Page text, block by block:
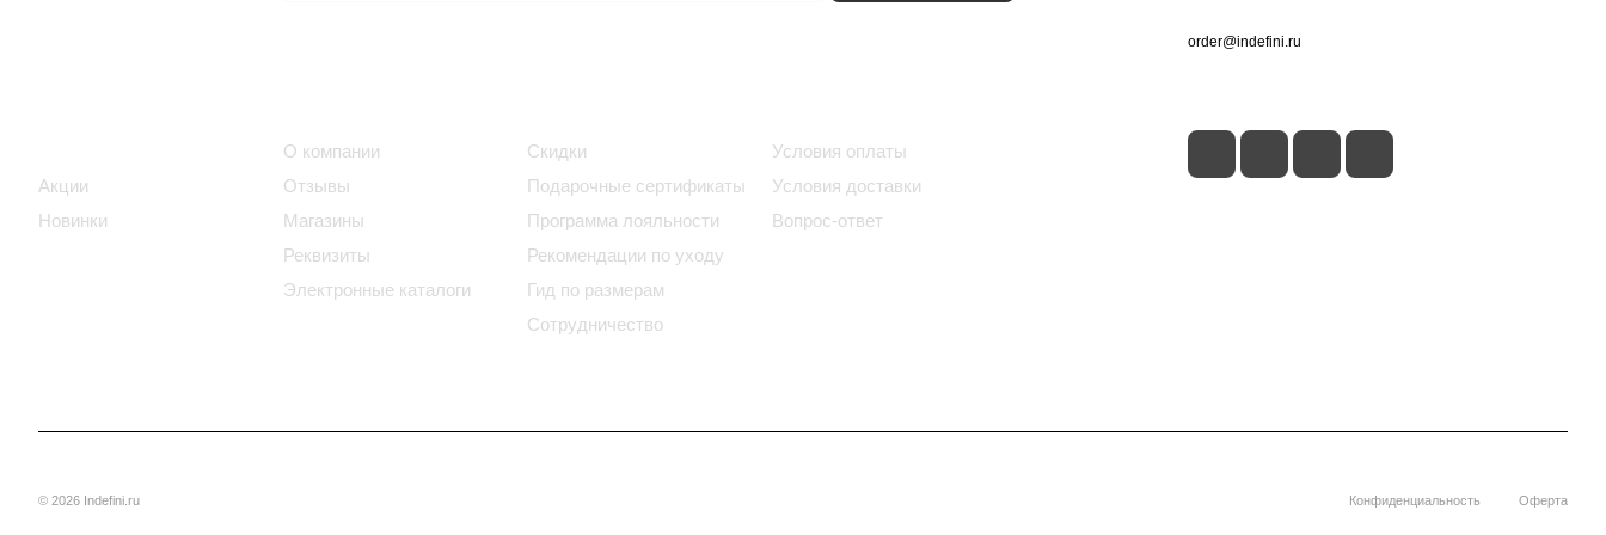
Акции
Новинки
О компании
Отзывы
Магазины
Реквизиты
Электронные каталоги
Скидки
Подарочные сертификаты
Программа лояльности
Рекомендации по уходу
Гид по размерам
Сотрудничество
Условия оплаты
Условия доставки
Вопрос-ответ
order@indefini.ru
© 2026 Indefini.ru Конфиденциальность Оферта